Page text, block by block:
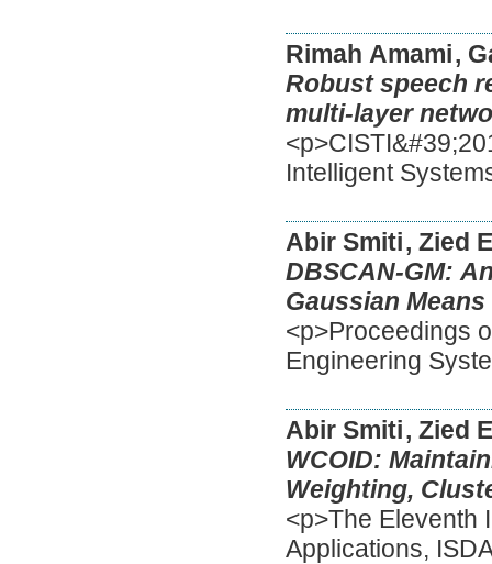
Rimah Amami,
Robust speech
multi-layer
Intelligent
Abir Smiti, Zied
DBSCAN-GM:
Gaussian
<p>Proceedings
Engineering
Abir Smiti, Zied
WCOID:
Weighting,
<p>The Eleventh
Applications,